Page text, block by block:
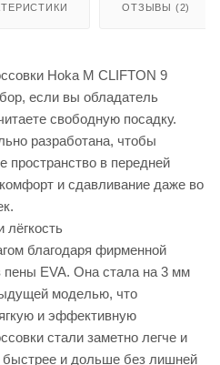
ОТЗЫВЫ (2)
Hoka M CLIFTON 9
если вы обладатель
свободную посадку.
разработана, чтобы
пространство в передней
и сдавливание даже во
лёгкость
благодаря фирменной
пены EVA. Она стала на 3 мм
моделью, что
и эффективную
стали заметно легче и
быстрее и дольше без лишней